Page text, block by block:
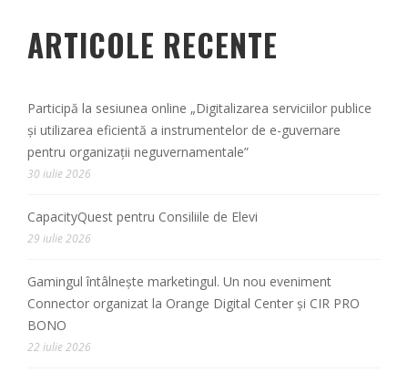
ARTICOLE RECENTE
Participă la sesiunea online „Digitalizarea serviciilor publice
și utilizarea eficientă a instrumentelor de e-guvernare
pentru organizații neguvernamentale”
30 iulie 2026
CapacityQuest pentru Consiliile de Elevi
29 iulie 2026
Gamingul întâlnește marketingul. Un nou eveniment
Connector organizat la Orange Digital Center și CIR PRO
BONO
22 iulie 2026